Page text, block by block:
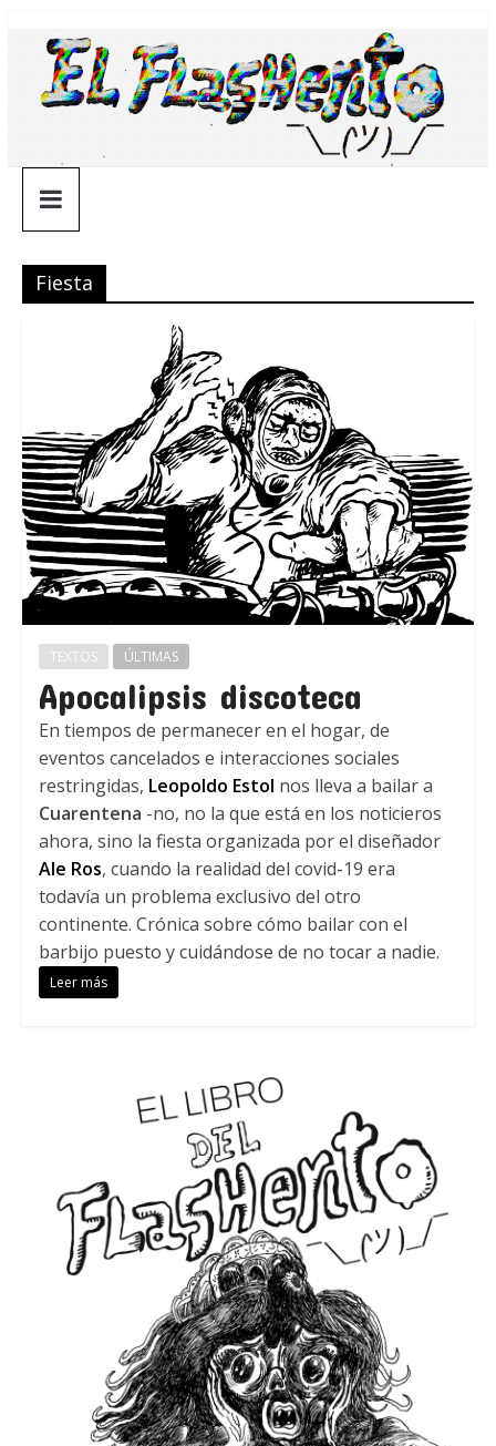
contenido
¯\_(ツ)_/
¯
Fiesta
TEXTOS ÚLTIMAS
Apocalipsis discoteca
En tiempos de permanecer en el hogar, de
eventos cancelados e interacciones sociales
restringidas, Leopoldo Estol nos lleva a bailar a
Cuarentena -no, no la que está en los noticieros
ahora, sino la fiesta organizada por el diseñador
Ale Ros, cuando la realidad del covid-19 era
todavía un problema exclusivo del otro
continente. Crónica sobre cómo bailar con el
barbijo puesto y cuidándose de no tocar a nadie.
Leer más